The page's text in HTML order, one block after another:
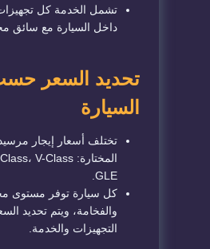
تشمل الخدمة كل تجهيزات
داخل السيارة مع سائق
تحديد السعر
السيارة
تختلف أسعار إيجار
GLE.
كل سيارة توفر مستوى
والفخامة، ويتم تحديد
التجهيزات والخدمة.